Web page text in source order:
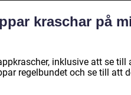
kraschar på
inklusive att se till
regelbundet och se till att